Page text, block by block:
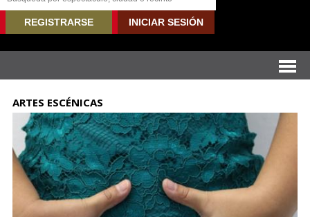
REGISTRARSE INICIAR SESIÓN
ARTES ESCÉNICAS